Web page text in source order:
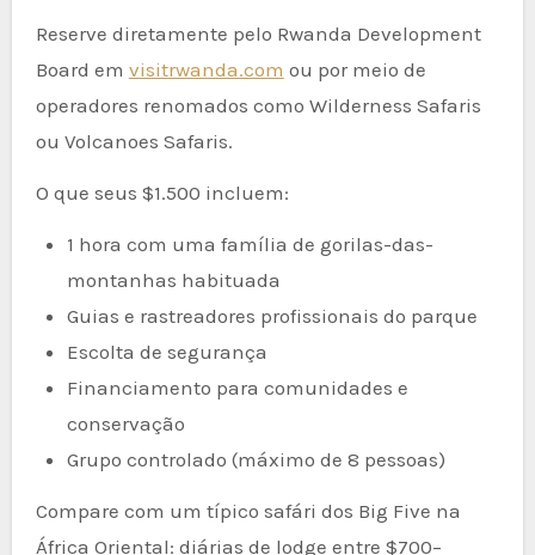
Reserve diretamente pelo Rwanda Development
Board em visitrwanda.com ou por meio de
operadores renomados como Wilderness Safaris
ou Volcanoes Safaris.
O que seus $1.500 incluem:
1 hora com uma família de gorilas-das-
montanhas habituada
Guias e rastreadores profissionais do parque
Escolta de segurança
Financiamento para comunidades e
conservação
Grupo controlado (máximo de 8 pessoas)
Compare com um típico safári dos Big Five na
África Oriental: diárias de lodge entre $700–